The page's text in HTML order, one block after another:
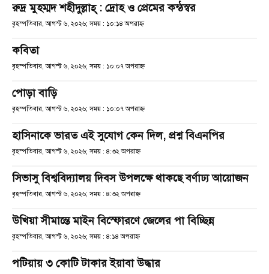
রুদ্র মুহম্মদ শহীদুল্লাহ্ : দ্রোহ ও প্রেমের কন্ঠস্বর
বৃহস্পতিবার, আগস্ট ৬, ২০২৬; সময় : ১০:১৪ অপরাহ্ণ
কবিতা
বৃহস্পতিবার, আগস্ট ৬, ২০২৬; সময় : ১০:০৭ অপরাহ্ণ
পোড়া বাড়ি
বৃহস্পতিবার, আগস্ট ৬, ২০২৬; সময় : ১০:০৭ অপরাহ্ণ
হাসিনাকে ভারত এই সুযোগ কেন দিল, প্রশ্ন বিএনপির
বৃহস্পতিবার, আগস্ট ৬, ২০২৬; সময় : ৪:৩২ অপরাহ্ণ
সিভাসু বিশ্ববিদ্যালয় দিবস উপলক্ষে থাকছে বর্ণাঢ্য আয়োজন
বৃহস্পতিবার, আগস্ট ৬, ২০২৬; সময় : ৪:৩২ অপরাহ্ণ
উখিয়া সীমান্তে মাইন বিস্ফোরণে জেলের পা বিচ্ছিন্ন
বৃহস্পতিবার, আগস্ট ৬, ২০২৬; সময় : ৪:১৪ অপরাহ্ণ
পটিয়ায় ৩ কোটি টাকার ইয়াবা উদ্ধার